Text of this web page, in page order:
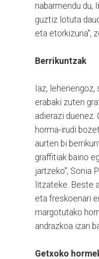
nabarmendu du,
guztiz lotuta
eta etorkizuna",
Berrikuntzak
Iaz,
erabaki zuten
adierazi duenez.
horma-irudi
aurten bi
graffitiak baino
jartzeko", Sonia
litzateke. Beste
eta freskoenari
margotutako
andrazkoa izan
Getxoko